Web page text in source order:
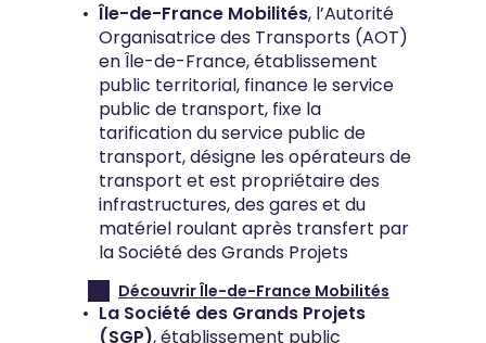
Île-de-France Mobilités, l’Autorité
Organisatrice des Transports (AOT)
en Île-de-France, établissement
public territorial, finance le service
public de transport, fixe la
tarification du service public de
transport, désigne les opérateurs de
transport et est propriétaire des
infrastructures, des gares et du
matériel roulant après transfert par
la Société des Grands Projets
Découvrir Île-de-France Mobilités
La Société des Grands Projets
(SGP), établissement public